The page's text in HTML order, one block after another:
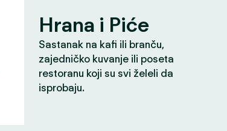
Hrana i Piće
Sastanak na kafi ili branču,
zajedničko kuvanje ili poseta
restoranu koji su svi želeli da
isprobaju.